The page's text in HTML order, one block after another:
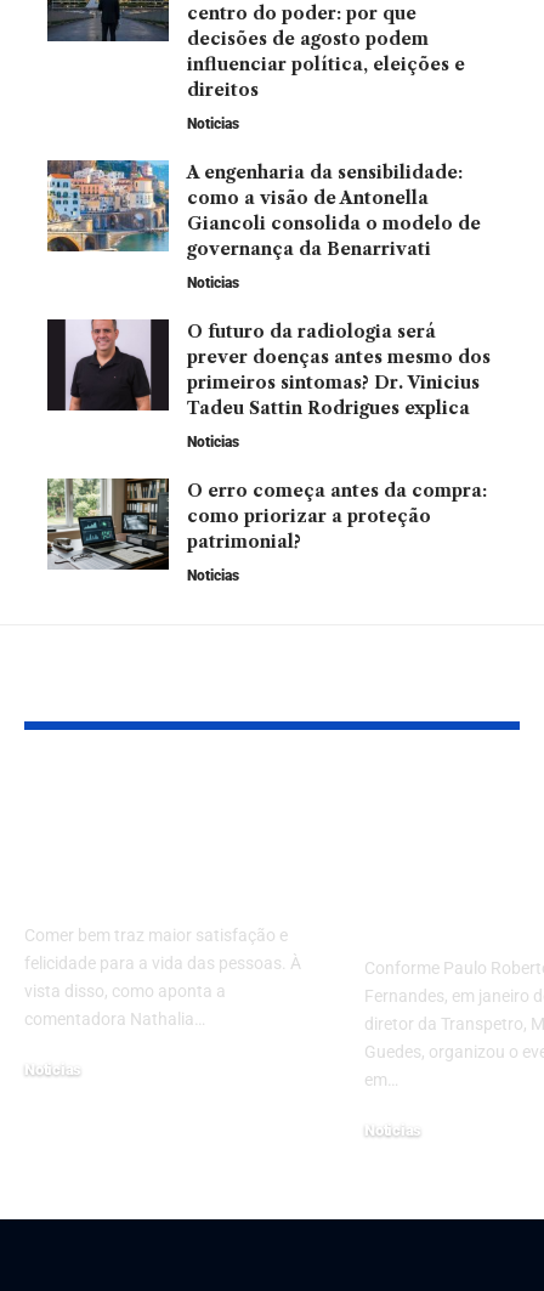
centro do poder: por que
decisões de agosto podem
influenciar política, eleições e
direitos
Noticias
A engenharia da sensibilidade:
como a visão de Antonella
Giancoli consolida o modelo de
governança da Benarrivati
Noticias
O futuro da radiologia será
prever doenças antes mesmo dos
primeiros sintomas? Dr. Vinicius
Tadeu Sattin Rodrigues explica
Noticias
O erro começa antes da compra:
como priorizar a proteção
patrimonial?
Noticias
Comer bem traz maior satisfação e
felicidade para a vida das pessoas. À
vista disso, como aponta a
comentadora Nathalia…
Noticias
Conforme Paulo
Fernandes, em janeiro
diretor da Transpetro,
Guedes, organizou o
em…
Noticias